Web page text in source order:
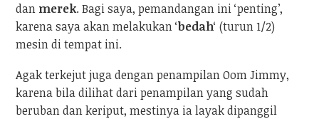
dan merek. Bagi saya, pemandangan ini ‘penting’,
karena saya akan melakukan ‘bedah‘ (turun 1/2)
mesin di tempat ini.
Agak terkejut juga dengan penampilan Oom Jimmy,
karena bila dilihat dari penampilan yang sudah
beruban dan keriput, mestinya ia layak dipanggil